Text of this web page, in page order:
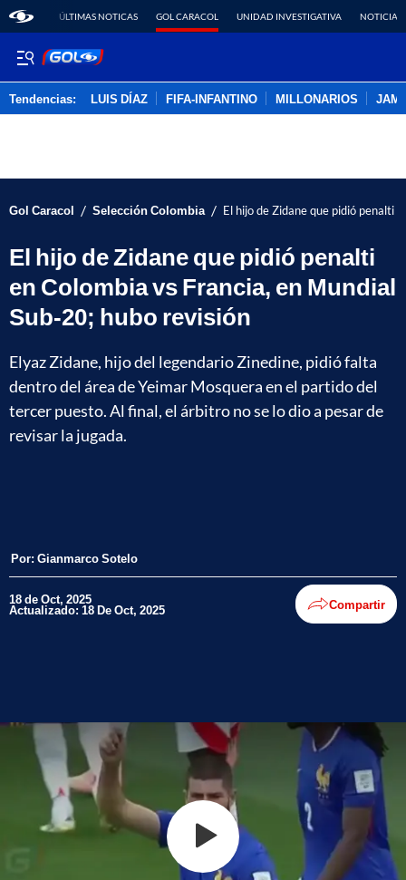
ÚLTIMAS NOTICAS GOL CARACOL UNIDAD INVESTIGATIVA NOTICIAS
Tendencias: LUIS DÍAZ FIFA-INFANTINO MILLONARIOS
Gol Caracol / Selección Colombia / El hijo de Zidane que pidió penalti
El hijo de Zidane que pidió penalti
en Colombia vs Francia, en Mundial
Sub-20; hubo revisión
Elyaz Zidane, hijo del legendario Zinedine, pidió falta
dentro del área de Yeimar Mosquera en el partido del
tercer puesto. Al final, el árbitro no se lo dio a pesar de
revisar la jugada.
Por: Gianmarco Sotelo
18 de Oct, 2025
Actualizado: 18 De Oct, 2025 Compartir